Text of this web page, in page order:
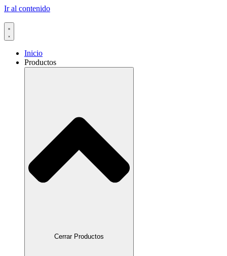
Ir al contenido
Inicio
Productos
Cerrar Productos